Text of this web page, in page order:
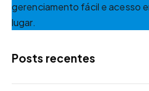
gerenciamento fácil e acesso
lugar.
Posts recentes